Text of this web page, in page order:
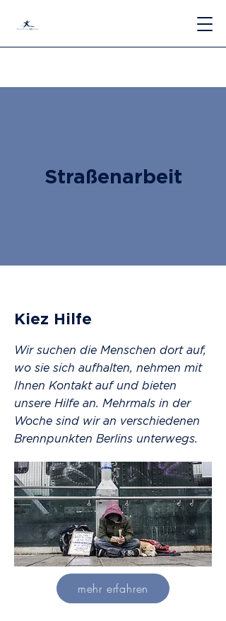
Straßenarbeit
Kiez Hilfe
Wir suchen die Menschen dort auf,
wo sie sich aufhalten, nehmen mit
Ihnen Kontakt auf und bieten
unsere Hilfe an. Mehrmals in der
Woche sind wir an verschiedenen
Brennpunkten Berlins unterwegs.
mehr erfahren